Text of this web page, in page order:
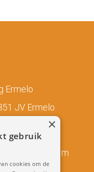
Ermelo
JV Ermelo
495948
gebruik
cookies om de
×